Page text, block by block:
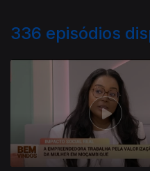
336 episódios